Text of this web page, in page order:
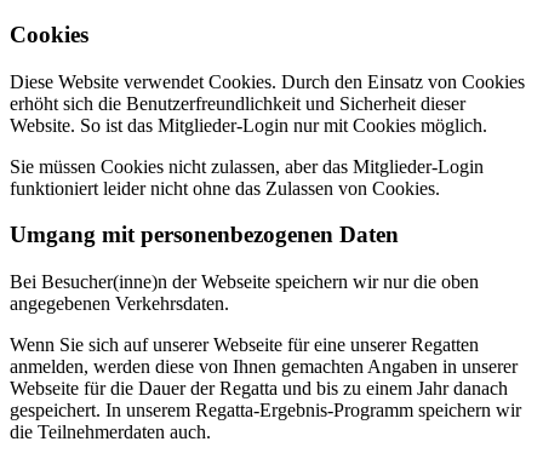
Cookies
Diese Website verwendet Cookies. Durch den Einsatz von Cookies
erhöht sich die Benutzerfreundlichkeit und Sicherheit dieser
Website. So ist das Mitglieder-Login nur mit Cookies möglich.
Sie müssen Cookies nicht zulassen, aber das Mitglieder-Login
funktioniert leider nicht ohne das Zulassen von Cookies.
Umgang mit personenbezogenen Daten
Bei Besucher(inne)n der Webseite speichern wir nur die oben
angegebenen Verkehrsdaten.
Wenn Sie sich auf unserer Webseite für eine unserer Regatten
anmelden, werden diese von Ihnen gemachten Angaben in unserer
Webseite für die Dauer der Regatta und bis zu einem Jahr danach
gespeichert. In unserem Regatta-Ergebnis-Programm speichern wir
die Teilnehmerdaten auch.